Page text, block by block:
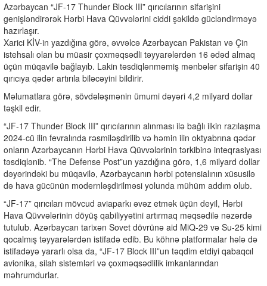
Azərbaycan “JF-17 Thunder Block III” qırıcılarının sifarişini
genişləndirərək Hərbi Hava Qüvvələrini ciddi şəkildə gücləndirməyə
hazırlaşır.
Xarici KİV-in yazdığına görə, əvvəlcə Azərbaycan Pakistan və Çin
istehsalı olan bu müasir çoxməqsədli təyyarələrdən 16 ədəd almaq
üçün müqavilə bağlayıb. Lakin təsdiqlənməmiş mənbələr sifarişin 40
qırıcıya qədər artırıla biləcəyini bildirir.
Məlumatlara görə, sövdələşmənin ümumi dəyəri 4,2 milyard dollar
təşkil edir.
“JF-17 Thunder Block III” qırıcılarının alınması ilə bağlı ilkin razılaşma
2024-cü ilin fevralında rəsmiləşdirilib və həmin ilin oktyabrına qədər
onların Azərbaycanın Hərbi Hava Qüvvələrinin tərkibinə inteqrasiyası
təsdiqlənib. “The Defense Post”un yazdığına görə, 1,6 milyard dollar
dəyərindəki bu müqavilə, Azərbaycanın hərbi potensialının xüsusilə
də hava gücünün modernləşdirilməsi yolunda mühüm addım olub.
“JF-17” qırıcıları mövcud aviaparkı əvəz etmək üçün deyil, Hərbi
Hava Qüvvələrinin döyüş qabiliyyətini artırmaq məqsədilə nəzərdə
tutulub. Azərbaycan tarixən Sovet dövrünə aid MiQ-29 və Su-25 kimi
qocalmış təyyarələrdən istifadə edib. Bu köhnə platformalar hələ də
istifadəyə yararlı olsa da, “JF-17 Block III”un təqdim etdiyi qabaqcıl
avionika, silah sistemləri və çoxməqsədlilik imkanlarından
məhrumdurlar.